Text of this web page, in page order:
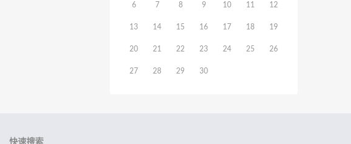
6 7 8 9 10 11 12
13 14 15 16 17 18 19
20 21 22 23 24 25 26
27 28 29 30
快速搜索